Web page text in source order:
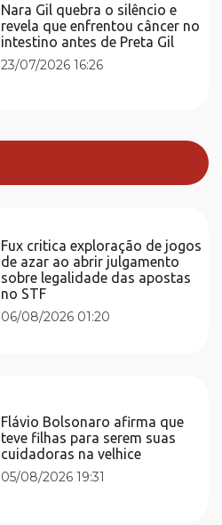
Nara Gil quebra o silêncio e
revela que enfrentou câncer no
intestino antes de Preta Gil
23/07/2026 16:26
Fux critica exploração de jogos
de azar ao abrir julgamento
sobre legalidade das apostas
no STF
06/08/2026 01:20
Flávio Bolsonaro afirma que
teve filhas para serem suas
cuidadoras na velhice
05/08/2026 19:31